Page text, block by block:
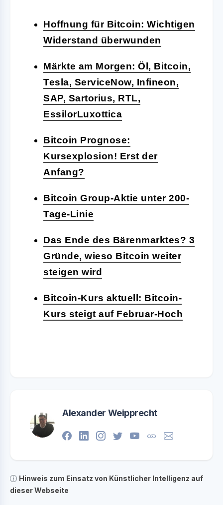
Hoffnung für Bitcoin: Wichtigen
Widerstand überwunden
Märkte am Morgen: Öl, Bitcoin,
Tesla, ServiceNow, Infineon,
SAP, Sartorius, RTL,
EssilorLuxottica
Bitcoin Prognose:
Kursexplosion! Erst der
Anfang?
Bitcoin Group-Aktie unter 200-
Tage-Linie
Das Ende des Bärenmarktes? 3
Gründe, wieso Bitcoin weiter
steigen wird
Bitcoin-Kurs aktuell: Bitcoin-
Kurs steigt auf Februar-Hoch
Alexander Weipprecht
Hinweis zum Einsatz von Künstlicher Intelligenz auf
dieser Webseite